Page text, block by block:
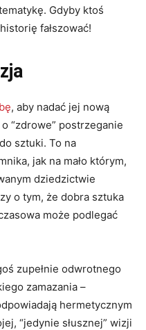
Gdyby ktoś
fałszować!
, aby nadać jej nową
“zdrowe” postrzeganie
sztuki. To na
jak na mało którym,
dziedzictwie
o tym, że dobra sztuka
może podlegać
zupełnie odwrotnego
zamazania –
hermetycznym
“jedynie słusznej” wizji